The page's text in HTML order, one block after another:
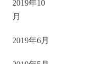
2019年10
月
2019年6月